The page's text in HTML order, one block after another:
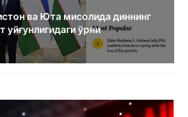
ва Юта мисолида диннинг
уйғунлигидаги ўрни